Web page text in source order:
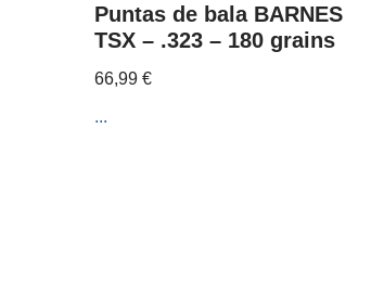
Puntas de bala BARNES
TSX – .323 – 180 grains
66,99 €
...